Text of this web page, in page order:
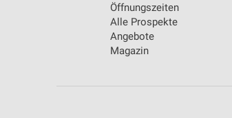
Öffnungszeiten
Alle Prospekte
Angebote
Magazin